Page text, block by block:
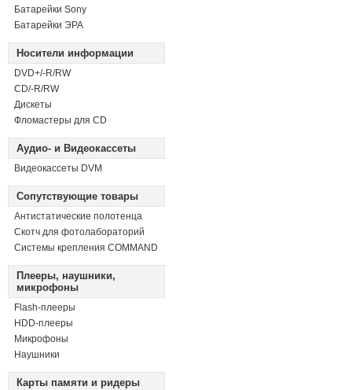
Батарейки Sony
Батарейки ЭРА
Носители информации
DVD+/-R/RW
СD/-R/RW
Дискеты
Фломастеры для CD
Аудио- и Видеокассеты
Видеокассеты DVM
Сопутствующие товары
Антистатические полотенца
Скотч для фотолабораторий
Системы крепления COMMAND
Плееры, наушники,
микрофоны
Flash-плееры
HDD-плееры
Микрофоны
Наушники
Карты памяти и ридеры